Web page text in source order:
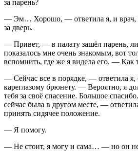
за парень?
— Эм… Хорошо, — ответила я, и врач,
за дверь.
— Привет, — в палату зашёл парень,
показалось мне очень знакомым, вот
вспомнить, где же я видела его. — Как
— Сейчас все в порядке, — ответила я,
кареглазому брюнету. — Вероятно, я
тебя за своё спасение. Большое
сейчас была в другом месте, —
принять сидячее положение.
— Я помогу.
— Не стоит, я могу и сама… — но он не